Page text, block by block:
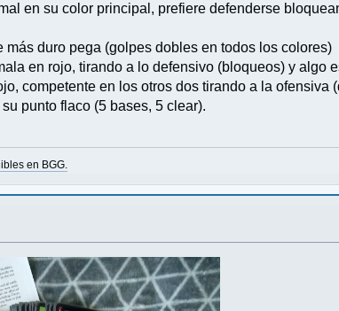
en su color principal, prefiere defenderse
duro pega (golpes dobles en todos los colores)
en rojo, tirando a lo defensivo (bloqueos) y algo
competente en los otros dos tirando a la ofensiva
punto flaco (5 bases, 5 clear).
en BGG.